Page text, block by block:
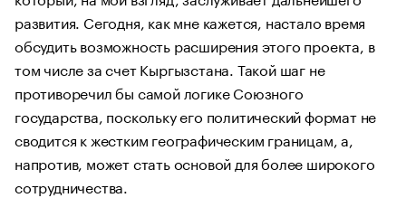
развития. Сегодня, как мне кажется, настало время
обсудить возможность расширения этого проекта, в
том числе за счет Кыргызстана. Такой шаг не
противоречил бы самой логике Союзного
государства, поскольку его политический формат не
сводится к жестким географическим границам, а,
напротив, может стать основой для более широкого
сотрудничества.